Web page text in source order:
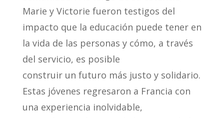
Marie y Victorie fueron testigos del
impacto que la educación puede tener en
la vida de las personas y cómo, a través
del servicio, es posible
construir un futuro más justo y solidario.
Estas jóvenes regresaron a Francia con
una experiencia inolvidable,